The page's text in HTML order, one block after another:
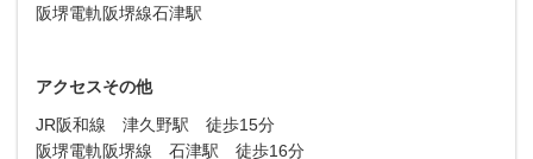
阪堺電軌阪堺線石津駅
アクセスその他
JR阪和線 津久野駅 徒歩15分
阪堺電軌阪堺線 石津駅 徒歩16分